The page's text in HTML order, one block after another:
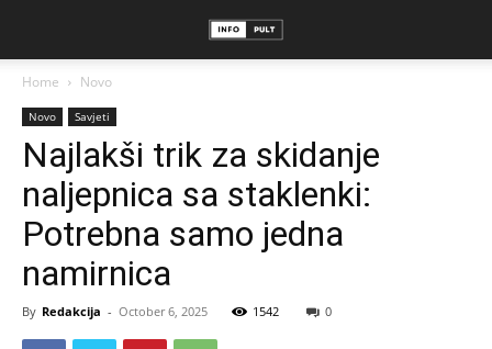
Home Novo
Novo Savjeti
Najlakši trik za skidanje
naljepnica sa staklenki:
Potrebna samo jedna
namirnica
By Redakcija - October 6, 2025 1542 0